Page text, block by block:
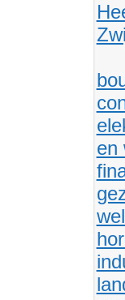
en